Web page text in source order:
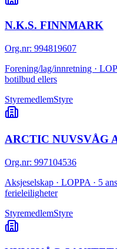
N.K.S. FINNMARK
Org.nr: 994819607
Forening/lag/innretning ·
botilbud ellers
StyremedlemStyre
ARCTIC NUVSVÅG
Org.nr: 997104536
Aksjeselskap · LOPPA · 5
ferieleiligheter
StyremedlemStyre